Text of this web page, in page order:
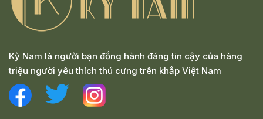
Kỳ Nam là người bạn đồng hành đáng tin cậy của hàng
triệu người yêu thích thú cưng trên khắp Việt Nam